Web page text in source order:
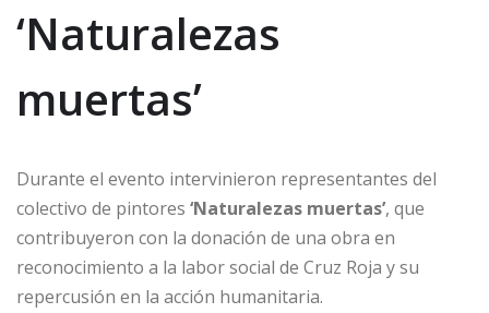
‘Naturalezas
muertas’
Durante el evento intervinieron representantes del
colectivo de pintores ‘Naturalezas muertas’, que
contribuyeron con la donación de una obra en
reconocimiento a la labor social de Cruz Roja y su
repercusión en la acción humanitaria.